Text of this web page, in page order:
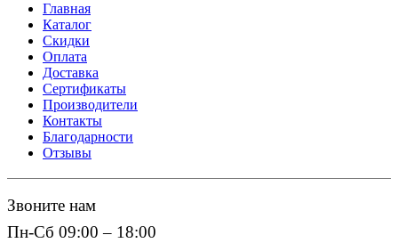
Главная
Каталог
Скидки
Оплата
Доставка
Сертификаты
Производители
Контакты
Благодарности
Отзывы
Звоните нам
Пн-Сб 09:00 – 18:00